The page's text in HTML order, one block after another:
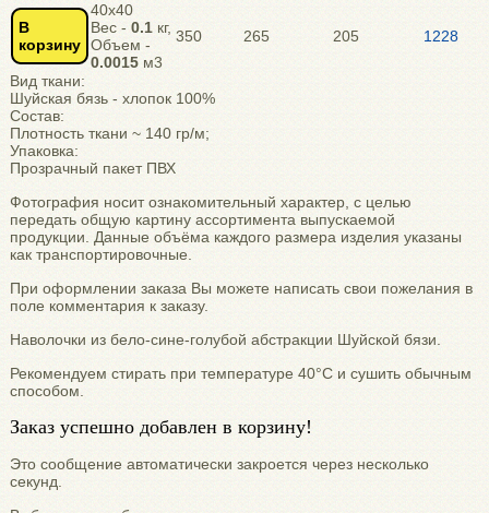
В
корзину
40х40
Вес - 0.1кг,
Объем -
0.0015м3
350 265 205 1228
Вид ткани:
Шуйская бязь - хлопок 100%
Состав:
Плотность ткани ~ 140 гр/м;
Упаковка:
Прозрачный пакет ПВХ
Фотография носит ознакомительный характер, с целью
передать общую картину ассортимента выпускаемой
продукции. Данные объёма каждого размера изделия указаны
как транспортировочные.
При оформлении заказа Вы можете написать свои пожелания в
поле комментария к заказу.
Наволочки из бело-сине-голубой абстракции Шуйской бязи.
Рекомендуем стирать при температуре 40°С и сушить обычным
способом.
Заказ успешно добавлен в корзину!
Это сообщение автоматически закроется через несколько
секунд.